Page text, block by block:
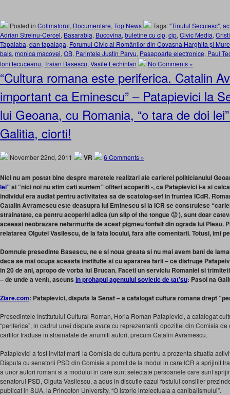
Posted in Colimatorul, Documentare, Top News Tags:"Tinutul Secuiesc",
Adrian Streinu-Cercel, Basarabia, Bucovina, buletine cu cip, cip, Civic Media,
Tapalaba, dan tapalaga, Forumul Civic al Românilor din Covasna Harghita şi
bals, monica macovei, OB, Parintele Justin Parvu, Pasapoarte electronice, Paul
toni tecuceanu, Traian Basescu, Vasile Lechintan No Comments »
“Cultura romana este periferica. Catalin
important ca Eminescu” – Patapievici la
lui Geoana, cu Romania, “o tara de doi
Galitia, ciorti!
November 22nd, 2011 VR 6 Comments »
Nici nu am postat bine despre maretele realizari ale carierei politicianului
lei”si “nici noi nu stim cati suntem” ofiteri acoperiti -, ca Patapievici i-a si
individul era audiat pentru activitatea sa de scatolog-sef in fruntea ICdR.
Catalin Avramescu este deasupra lui Eminescu si la ICR se construiesc
strainatate, ca pentru acoperiti adica (un slip of the tongue 🙂 ), sunt doar
aceeasi neobrazare netarmurita de acest pigmeu fonfait din ograda lui Plesu.
relatarea Olgutei Vasilescu, de la fata locului, fara alte comentarii. Totusi, imi
Domnule presedinte Basescu, ne e si noua greata si nu mai avem bani de
daca se mai ocupa aceasta institutie si cu apararea tarii – ce distruge
in 20 de ani, apropo de vorba lui Brucan. Faceti un serviciu Romaniei si
– de unde a venit, ascuns in prohapul agentului sovietic de tat’su: Pasol na
Ziare.com: Patapievici, disputa la Senat – a catalogat cultura romana drept
Presedintele Institutului Cultural Roman, Horia Roman Patapievici, a catalogat
“periferica”, in cadrul unei dispute avute cu reprezentantii opozitiei din Comisia
cartilor traduse in strainatate de anumiti autori, precum Catalin Avramescu.
Patapievici a fost invitat marti la Comisia de cultura pentru a prezenta situatia
Disputa cu senatorii PSD din Comisie a pornit de la modul in care ICR a sprijinit
a unor autori romani si a modului in care sunt selectate persoanele care sunt
senatorul PSD, Olguta Vasilescu, a adus in discutie cazul fostului consilier
publicat in SUA, la Princeton University, “O istorie intelectuala a canibalismului”.